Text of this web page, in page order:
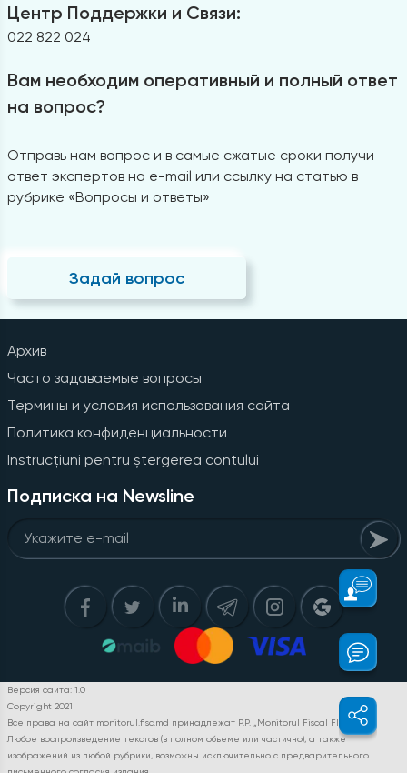
Центр Поддержки и Связи:
022 822 024
Вам необходим оперативный и полный ответ
на вопрос?
Отправь нам вопрос и в самые сжатые сроки получи
ответ экспертов на e-mail или ссылку на статью в
рубрике «Вопросы и ответы»
Задай вопрос
Архив
Часто задаваемые вопросы
Термины и условия использования сайта
Политика конфиденциальности
Instrucțiuni pentru ștergerea contului
Подписка на Newsline
Версия сайта: 1.0
Copyright 2021
Все права на сайт monitorul.fisc.md принадлежат P.P. „Monitorul Fiscal FISC.MD”.
Любое воспроизведение текстов (в полном объеме или частично), а также
изображений из любой рубрики, возможны исключительно с предварительного